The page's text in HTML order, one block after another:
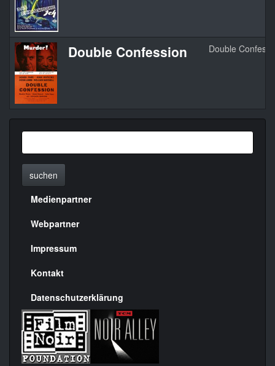
Double Confession Double
suchen
Menülinks
rechte
Seite
Medienpartner
Webpartner
Impressum
Kontakt
Datenschutzerklärung